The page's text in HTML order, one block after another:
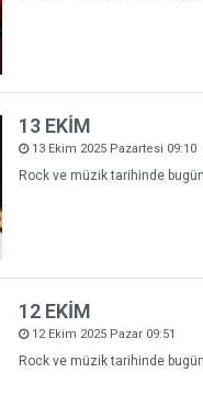
13 EKİM
13 Ekim 2025 Pazartesi 09:10
Rock ve müzik tarihinde
12 EKİM
12 Ekim 2025 Pazar 09:51
Rock ve müzik tarihinde